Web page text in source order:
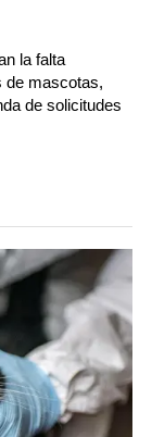
la falta
de mascotas,
de solicitudes